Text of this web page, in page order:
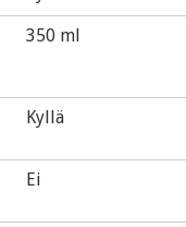
350 ml
Kyllä
Ei